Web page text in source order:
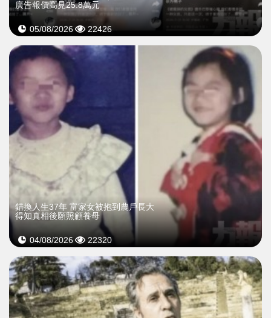
廣告報價高見25.8萬元
05/08/2026 22426
錯換人生37年 富家女被抱到農戶長大
得知真相後願照顧養母
04/08/2026 22320